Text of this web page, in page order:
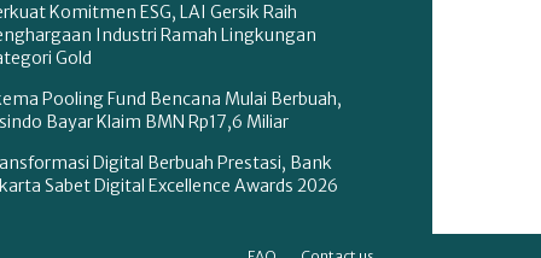
Komitmen ESG, LAI Gersik Raih
Industri Ramah Lingkungan
Gold
Pooling Fund Bencana Mulai Berbuah,
Bayar Klaim BMN Rp17,6 Miliar
Digital Berbuah Prestasi, Bank
Sabet Digital Excellence Awards 2026